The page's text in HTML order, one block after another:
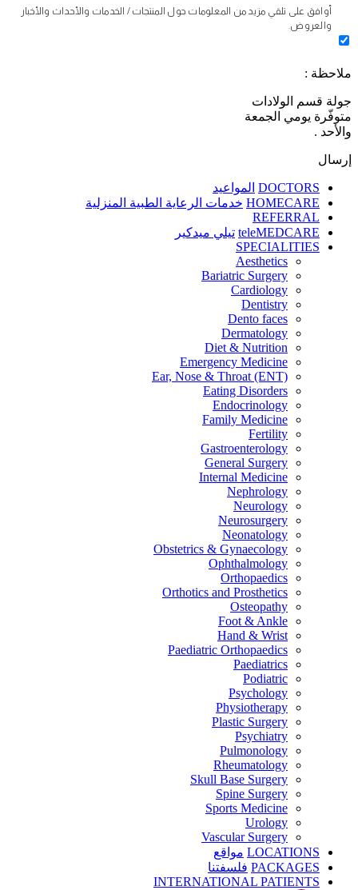
أوافق على تلقي مزيد من المعلومات حول المنتجات / الخدمات والأحداث والأخبار
والعروض.
ملاحظة :
جولة قسم الولادات
متوفّرة يومي الجمعة
والأحد .
إرسال
DOCTORS المواعيد
HOMECARE خدمات الرعاية الطبية المنزلية
REFERRAL
teleMEDCARE تيلي ميدكير
SPECIALITIES
Aesthetics
Bariatric Surgery
Cardiology
Dentistry
Dento faces
Dermatology
Diet & Nutrition
Emergency Medicine
Ear, Nose & Throat (ENT)
Eating Disorders
Endocrinology
Family Medicine
Fertility
Gastroenterology
General Surgery
Internal Medicine
Nephrology
Neurology
Neurosurgery
Neonatology
Obstetrics & Gynaecology
Ophthalmology
Orthopaedics
Orthotics and Prosthetics
Osteopathy
Foot & Ankle
Hand & Wrist
Paediatric Orthopaedics
Paediatrics
Podiatric
Psychology
Physiotherapy
Plastic Surgery
Psychiatry
Pulmonology
Rheumatology
Skull Base Surgery
Spine Surgery
Sports Medicine
Urology
Vascular Surgery
LOCATIONS مواقع
PACKAGES فلسفتنا
INTERNATIONAL PATIENTS